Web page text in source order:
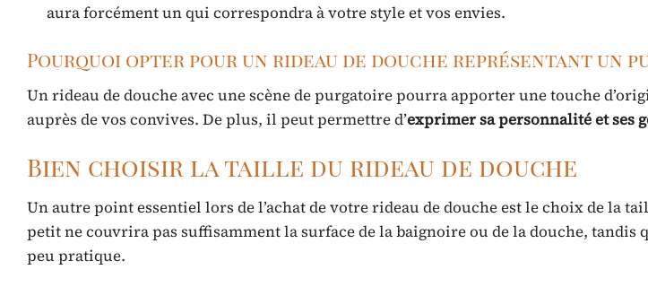
aura forcément un qui correspondra à votre style et vos envies.
Pourquoi opter pour un rideau de douche représentant un
Un rideau de douche avec une scène de purgatoire pourra apporter une touche
auprès de vos convives. De plus, il peut permettre d’exprimer sa personnalité et ses
Bien choisir la taille du rideau de douche
Un autre point essentiel lors de l’achat de votre rideau de douche est le choix de la
petit ne couvrira pas suffisamment la surface de la baignoire ou de la douche, tandis
peu pratique.